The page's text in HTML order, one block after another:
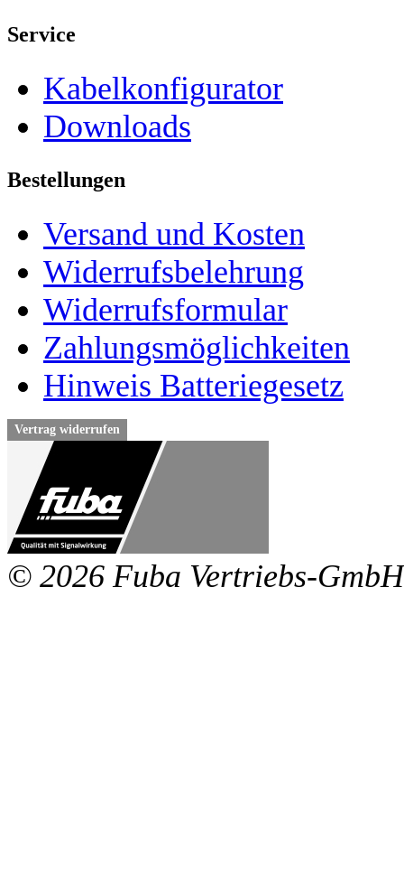
Service
Kabelkonfigurator
Downloads
Bestellungen
Versand und Kosten
Widerrufsbelehrung
Widerrufsformular
Zahlungsmöglichkeiten
Hinweis Batteriegesetz
Vertrag widerrufen
© 2026 Fuba Vertriebs-GmbH